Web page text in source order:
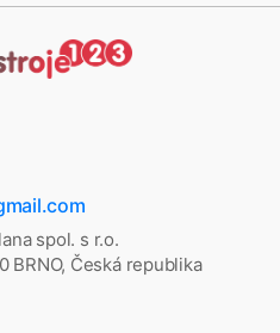
spol. s r.o.
BRNO, Česká republika